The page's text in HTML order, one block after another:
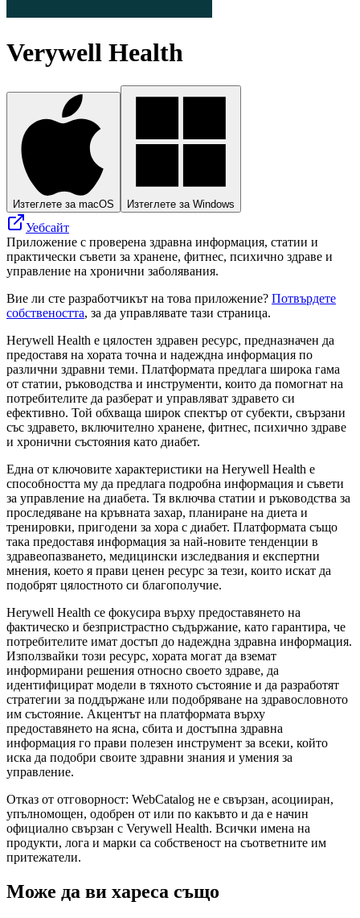
Verywell Health
Изтеглете за macOS Изтеглете за Windows
Уебсайт
Приложение с проверена здравна информация, статии и
практически съвети за хранене, фитнес, психично здраве и
управление на хронични заболявания.
Вие ли сте разработчикът на това приложение? Потвърдете
собствеността, за да управлявате тази страница.
Herywell Health е цялостен здравен ресурс, предназначен да
предоставя на хората точна и надеждна информация по
различни здравни теми. Платформата предлага широка гама
от статии, ръководства и инструменти, които да помогнат на
потребителите да разберат и управляват здравето си
ефективно. Той обхваща широк спектър от субекти, свързани
със здравето, включително хранене, фитнес, психично здраве
и хронични състояния като диабет.
Една от ключовите характеристики на Herywell Health е
способността му да предлага подробна информация и съвети
за управление на диабета. Тя включва статии и ръководства за
проследяване на кръвната захар, планиране на диета и
тренировки, пригодени за хора с диабет. Платформата също
така предоставя информация за най-новите тенденции в
здравеопазването, медицински изследвания и експертни
мнения, което я прави ценен ресурс за тези, които искат да
подобрят цялостното си благополучие.
Herywell Health се фокусира върху предоставянето на
фактическо и безпристрастно съдържание, като гарантира, че
потребителите имат достъп до надеждна здравна информация.
Използвайки този ресурс, хората могат да вземат
информирани решения относно своето здраве, да
идентифицират модели в тяхното състояние и да разработят
стратегии за поддържане или подобряване на здравословното
им състояние. Акцентът на платформата върху
предоставянето на ясна, сбита и достъпна здравна
информация го прави полезен инструмент за всеки, който
иска да подобри своите здравни знания и умения за
управление.
Отказ от отговорност: WebCatalog не е свързан, асоцииран,
упълномощен, одобрен от или по какъвто и да е начин
официално свързан с Verywell Health. Всички имена на
продукти, лога и марки са собственост на съответните им
притежатели.
Може да ви хареса също